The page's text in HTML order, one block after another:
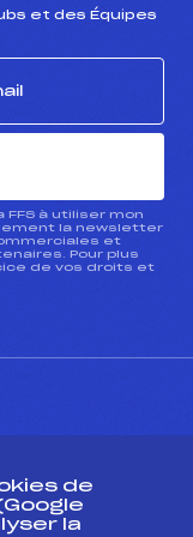
et des Équipes
FFS à utiliser mon
la newsletter
et
Pour plus
de vos droits et
de
la